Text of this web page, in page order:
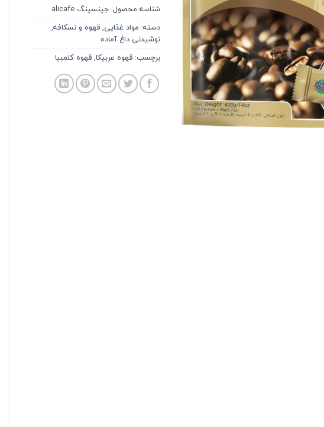
شناسه محصول: جینسینگ alicafe
دسته: مواد غذایی,قهوه و نسکافه,
نوشیدنی داغ آماده
برچسب: قهوه عربیکا,قهوه کلمبیا